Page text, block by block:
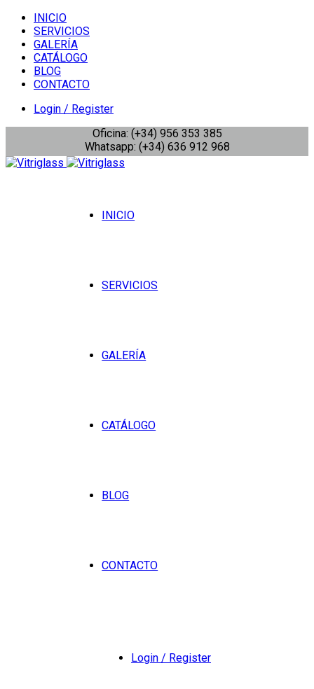
INICIO
SERVICIOS
GALERÍA
CATÁLOGO
BLOG
CONTACTO
Login / Register
Oficina: (+34) 956 353 385
Whatsapp: (+34) 636 912 968
INICIO
SERVICIOS
GALERÍA
CATÁLOGO
BLOG
CONTACTO
Login / Register